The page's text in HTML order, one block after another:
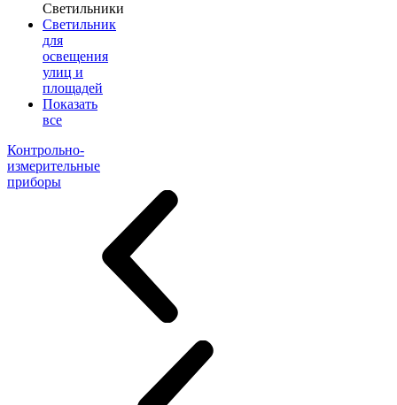
Светильники
Светильник
для
освещения
улиц и
площадей
Показать
все
Контрольно-
измерительные
приборы